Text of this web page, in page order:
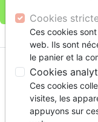
Cookies
Ces cookies
web. Ils sont
le panier et la
Cookies
Ces cookies
visites, les
appuyons sur